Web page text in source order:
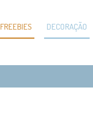
FREEBIES DECORAÇÃO